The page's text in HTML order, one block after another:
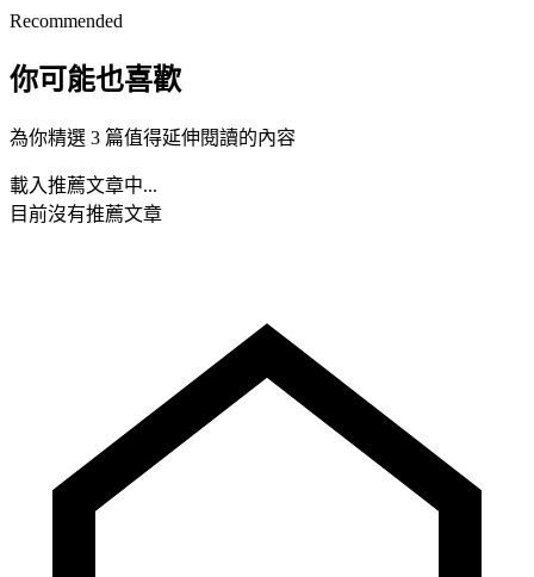
Recommended
你可能也喜歡
為你精選 3 篇值得延伸閱讀的內容
載入推薦文章中...
目前沒有推薦文章